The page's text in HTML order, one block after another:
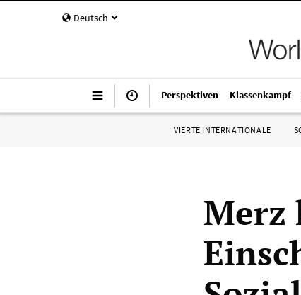
Deutsch
Perspektiven Klassenkampf
VIERTE INTERNATIONALE
Merz